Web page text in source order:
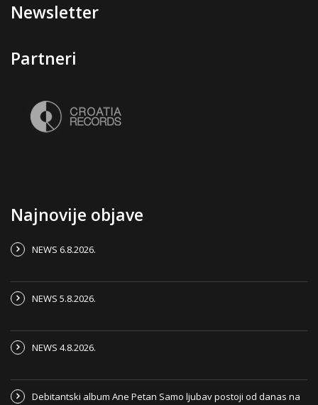
Newsletter
Partneri
Najnovije objave
NEWS 6.8.2026.
NEWS 5.8.2026.
NEWS 4.8.2026.
Debitantski album Ane Petan Samo ljubav postoji od danas na